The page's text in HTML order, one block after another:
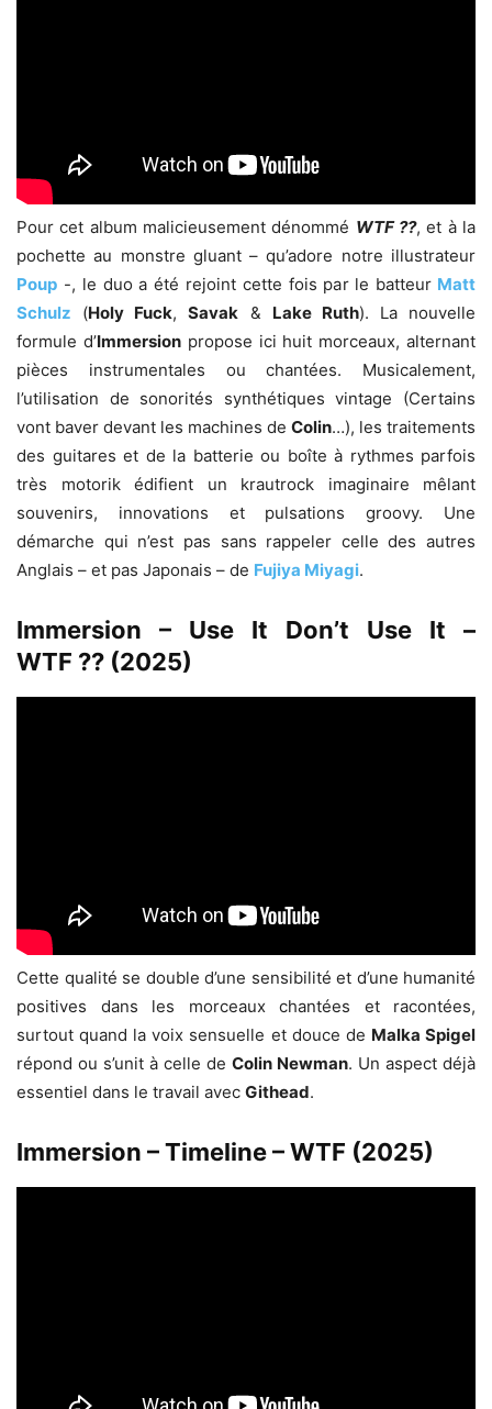
Pour cet album malicieusement dénommé WTF ??, et à la
pochette au monstre gluant – qu’adore notre illustrateur
Poup -, le duo a été rejoint cette fois par le batteur Matt
Schulz
(Holy Fuck,Savak & Lake Ruth). La nouvelle
formule d’Immersionpropose ici huit morceaux, alternant
pièces instrumentales ou chantées. Musicalement,
l’utilisation de sonorités synthétiques vintage (Certains
vont baver devant les machines de Colin…), les traitements
des guitares et de la batterie ou boîte à rythmes parfois
très motorik édifient un krautrock imaginaire mêlant
souvenirs, innovations et pulsations groovy. Une
démarche qui n’est pas sans rappeler celle des autres
Anglais – et pas Japonais – de Fujiya Miyagi.
Immersion – Use It Don’t Use It –
WTF ?? (2025)
Cette qualité se double d’une sensibilité et d’une humanité
positives dans les morceaux chantées et racontées,
surtout quand la voix sensuelle et douce de Malka Spigel
répond ou s’unit à celle de Colin Newman. Un aspect déjà
essentiel dans le travail avec Githead.
Immersion – Timeline – WTF (2025)